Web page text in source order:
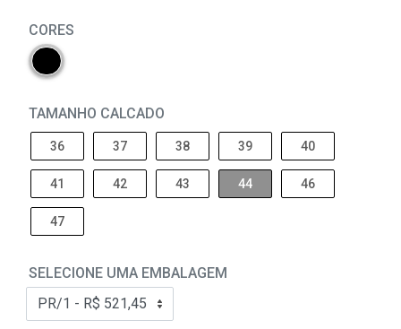
CORES
TAMANHO CALCADO
36 37 38 39 40
41 42 43 44 46
47
SELECIONE UMA EMBALAGEM